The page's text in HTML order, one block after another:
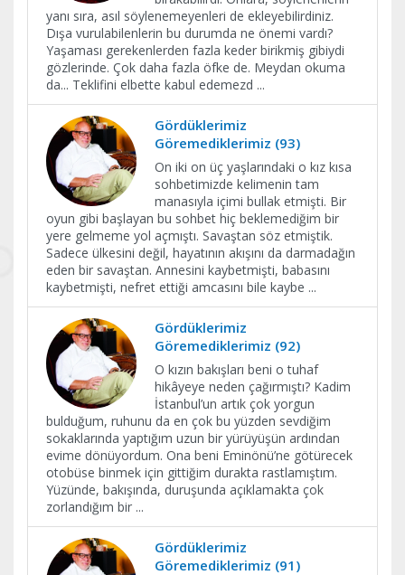
yanı sıra, asıl söylenemeyenleri de ekleyebilirdiniz.
Dışa vurulabilenlerin bu durumda ne önemi vardı?
Yaşaması gerekenlerden fazla keder birikmiş gibiydi
gözlerinde. Çok daha fazla öfke de. Meydan okuma
da... Teklifini elbette kabul edemezd ...
Gördüklerimiz
Göremediklerimiz (93)
On iki on üç yaşlarındaki o kız kısa
sohbetimizde kelimenin tam
manasıyla içimi bullak etmişti. Bir
oyun gibi başlayan bu sohbet hiç beklemediğim bir
yere gelmeme yol açmıştı. Savaştan söz etmiştik.
Sadece ülkesini değil, hayatının akışını da darmadağın
eden bir savaştan. Annesini kaybetmişti, babasını
kaybetmişti, nefret ettiği amcasını bile kaybe ...
Gördüklerimiz
Göremediklerimiz (92)
O kızın bakışları beni o tuhaf
hikâyeye neden çağırmıştı? Kadim
İstanbul’un artık çok yorgun
bulduğum, ruhunu da en çok bu yüzden sevdiğim
sokaklarında yaptığım uzun bir yürüyüşün ardından
evime dönüyordum. Ona beni Eminönü’ne götürecek
otobüse binmek için gittiğim durakta rastlamıştım.
Yüzünde, bakışında, duruşunda açıklamakta çok
zorlandığım bir ...
Gördüklerimiz
Göremediklerimiz (91)